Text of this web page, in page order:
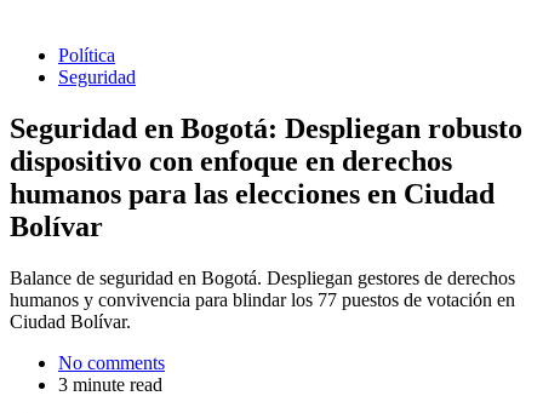
Política
Seguridad
Seguridad en Bogotá: Despliegan robusto
dispositivo con enfoque en derechos
humanos para las elecciones en Ciudad
Bolívar
Balance de seguridad en Bogotá. Despliegan gestores de derechos
humanos y convivencia para blindar los 77 puestos de votación en
Ciudad Bolívar.
No comments
3 minute read